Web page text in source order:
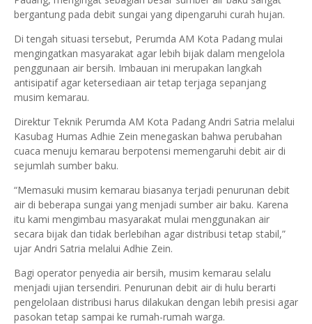
bergantung pada debit sungai yang dipengaruhi curah hujan.
Di tengah situasi tersebut, Perumda AM Kota Padang mulai
mengingatkan masyarakat agar lebih bijak dalam mengelola
penggunaan air bersih. Imbauan ini merupakan langkah
antisipatif agar ketersediaan air tetap terjaga sepanjang
musim kemarau.
Direktur Teknik Perumda AM Kota Padang Andri Satria melalui
Kasubag Humas Adhie Zein menegaskan bahwa perubahan
cuaca menuju kemarau berpotensi memengaruhi debit air di
sejumlah sumber baku.
“Memasuki musim kemarau biasanya terjadi penurunan debit
air di beberapa sungai yang menjadi sumber air baku. Karena
itu kami mengimbau masyarakat mulai menggunakan air
secara bijak dan tidak berlebihan agar distribusi tetap stabil,”
ujar Andri Satria melalui Adhie Zein.
Bagi operator penyedia air bersih, musim kemarau selalu
menjadi ujian tersendiri. Penurunan debit air di hulu berarti
pengelolaan distribusi harus dilakukan dengan lebih presisi agar
pasokan tetap sampai ke rumah-rumah warga.